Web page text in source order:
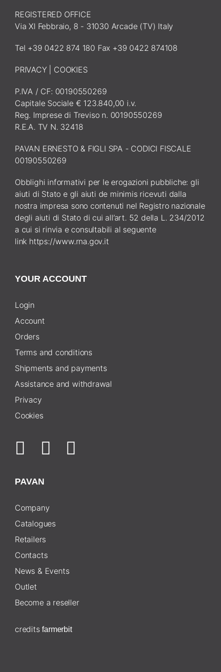
REGISTERED OFFICE
Via XI Febbraio, 8 - 31030 Arcade (TV) Italy
Tel +39 0422 874 180 Fax +39 0422 874108
PRIVACY| COOKIES
P.IVA / CF: 00190550269
Capitale Sociale € 123.840,00 i.v.
Reg. Imprese di Treviso n. 00190550269
R.E.A. TV N. 32418
PAVAN ERNESTO & FIGLI SPA - CODICI FISCALE
00190550269
Obblighi informativi per le erogazioni pubbliche: gli
aiuti di Stato e gli aiuti de minimis ricevuti dalla
nostra impresa sono contenuti nel Registro nazionale
degli aiuti di Stato di cui all’art. 52 della L. 234/2012
a cui si rinvia e consultabili al seguente
link https://www.rna.gov.it
YOUR ACCOUNT
Login
Account
Orders
Terms and conditions
Shipments and payments
Assistance and withdrawal
Privacy
Cookies
PAVAN
Company
Catalogues
Retailers
Contacts
News & Events
Outlet
Become a reseller
creditsfarmerbit